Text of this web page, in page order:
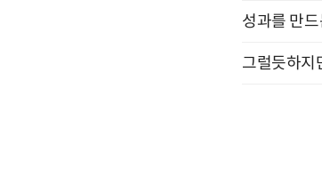
성과를 만
그럴듯하지